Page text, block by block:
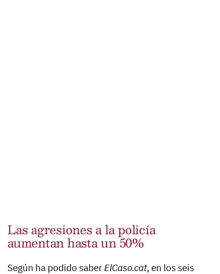
Las agresiones a la policía
aumentan hasta un 50%
Según ha podido saberElCaso.cat, en los seis